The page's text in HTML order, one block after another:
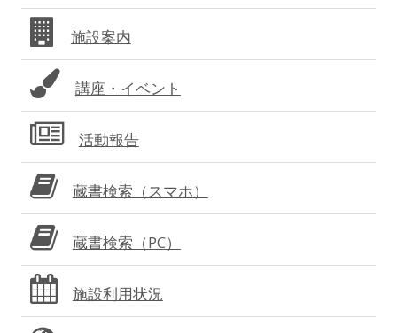
バ
ー
施設案内
講座・イベント
活動報告
蔵書検索（スマホ）
蔵書検索（PC）
施設利用状況